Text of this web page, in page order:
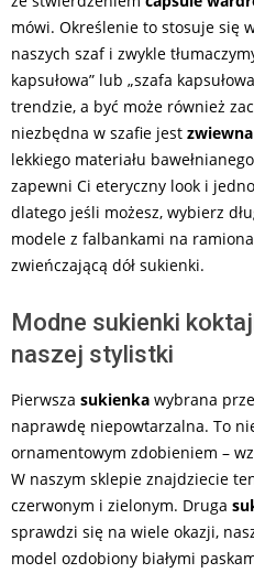
mówi. Określenie to stosuje się
naszych szaf i zwykle
kapsułowa” lub „szafa
trendzie, a być może również
niezbędna w szafie jest
lekkiego materiału
zapewni Ci eteryczny look i
dlatego jeśli możesz, wybierz
modele z falbankami na
zwieńczającą dół sukienki.
Modne sukienki
naszej stylistki
Pierwsza sukienka wybrana
naprawdę niepowtarzalna. To
ornamentowym zdobieniem –
W naszym sklepie znajdziecie
czerwonym i zielonym. Druga
sprawdzi się na wiele okazji,
model ozdobiony białymi